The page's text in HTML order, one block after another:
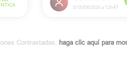
Contrastadas, haga clic aquí para